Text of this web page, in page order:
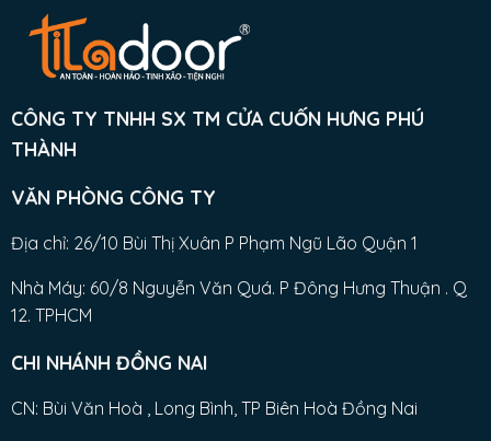
CÔNG TY TNHH SX TM CỬA CUỐN HƯNG PHÚ
THÀNH
VĂN PHÒNG CÔNG TY
Địa chỉ: 26/10 Bùi Thị Xuân P Phạm Ngũ Lão Quận 1
Nhà Máy: 60/8 Nguyễn Văn Quá. P Đông Hưng Thuận . Q
12. TPHCM
CHI NHÁNH ĐỒNG NAI
CN: Bùi Văn Hoà , Long Bình, TP Biên Hoà Đồng Nai